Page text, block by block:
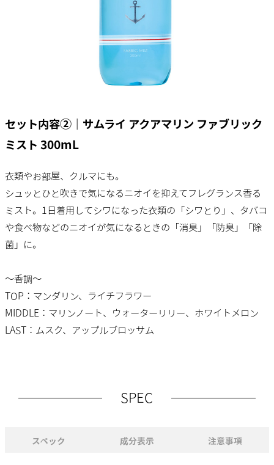
セット内容②｜サムライ アクアマリン​ ファブリック
ミスト 300mL
衣類やお部屋、クルマにも。
シュッとひと吹きで気になるニオイを​抑えてフレグランス香る
ミスト。​ 1日着用してシワになった衣類の​「シワとり」、​タバコ
や食べ物などのニオイが​気になるときの​「消臭」「防臭」「除
菌」に。
～香調～
TOP：マンダリン、ライチフラワー
MIDDLE：マリンノート、ウォーターリリー、ホワイトメロン
LAST：ムスク、アップルブロッサム
SPEC
スペック 成分表示 注意事項